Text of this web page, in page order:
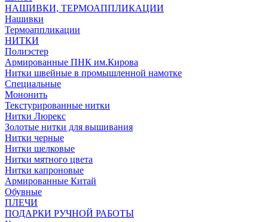
НАШИВКИ, ТЕРМОАППЛИКАЦИИ
Нашивки
Термоаппликации
НИТКИ
Полиэстер
Армированные ПНК им.Кирова
Нитки швейные в промышленной намотке
Специальные
Мононить
Текстурированные нитки
Нитки Люрекс
Золотые нитки для вышивания
Нитки черные
Нитки шелковые
Нитки мятного цвета
Нитки капроновые
Армированные Китай
Обувные
ПЛЕЧИ
ПОДАРКИ РУЧНОЙ РАБОТЫ